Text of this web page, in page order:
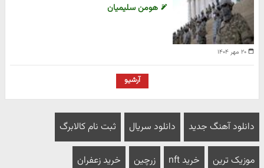
۲۰ مهر ۱۴۰۴
هومن سلیمیان
آرشیو
دانلود آهنگ جدید دانلود سریال ثبت نام کالابرگ
موزیک ترین خرید nft زرچین خرید زعفران